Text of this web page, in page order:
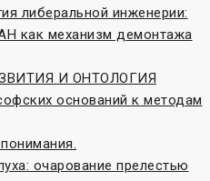
либеральной инженерии:
как механизм демонтажа
И ОНТОЛОГИЯ
оснований к методам
очарование прелестью